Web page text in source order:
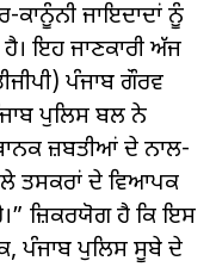
ਜਾਇਦਾਦਾਂ ਨੂੰ
ਇਹ ਜਾਣਕਾਰੀ ਅੱਜ
ਪੰਜਾਬ ਗੌਰਵ
ਪੁਲਿਸ ਬਲ ਨੇ
ਜ਼ਬਤੀਆਂ ਦੇ ਨਾਲ-
ਤਸਕਰਾਂ ਦੇ ਵਿਆਪਕ
ਜ਼ਿਕਰਯੋਗ ਹੈ ਕਿ ਇਸ
ਪੰਜਾਬ ਪੁਲਿਸ ਸੂਬੇ ਦੇ